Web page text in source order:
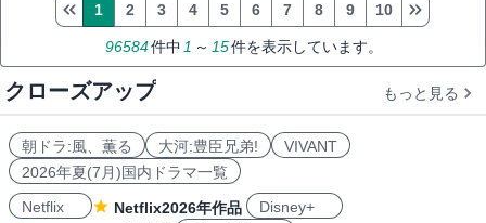
96584件中1 ～ 15件を表示しています。
1 2 3 4 5 6 7 8 9 10
クローズアップ もっと見る
朝ドラ:風、薫る 大河:豊臣兄弟!
VIVANT
2026年夏(7月)国内ドラマ一覧
Netflix
Netflix2026年作品
Disney+